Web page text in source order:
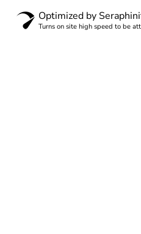
Optimized by
Turns on site high speed to be